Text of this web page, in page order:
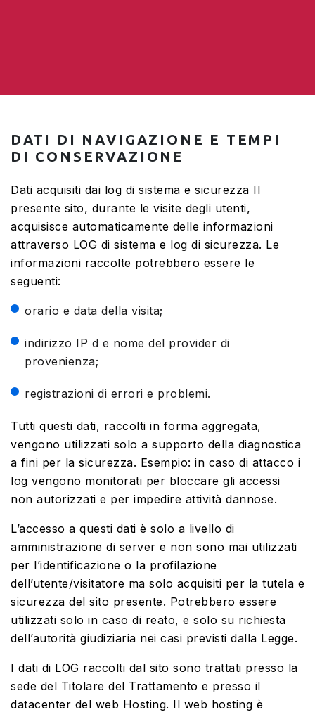
DATI DI NAVIGAZIONE E TEMPI
DI CONSERVAZIONE
Dati acquisiti dai log di sistema e sicurezza Il
presente sito, durante le visite degli utenti,
acquisisce automaticamente delle informazioni
attraverso LOG di sistema e log di sicurezza. Le
informazioni raccolte potrebbero essere le
seguenti:
orario e data della visita;
indirizzo IP d e nome del provider di
provenienza;
registrazioni di errori e problemi.
Tutti questi dati, raccolti in forma aggregata,
vengono utilizzati solo a supporto della diagnostica
a fini per la sicurezza. Esempio: in caso di attacco i
log vengono monitorati per bloccare gli accessi
non autorizzati e per impedire attività dannose.
L’accesso a questi dati è solo a livello di
amministrazione di server e non sono mai utilizzati
per l’identificazione o la profilazione
dell’utente/visitatore ma solo acquisiti per la tutela e
sicurezza del sito presente. Potrebbero essere
utilizzati solo in caso di reato, e solo su richiesta
dell’autorità giudiziaria nei casi previsti dalla Legge.
I dati di LOG raccolti dal sito sono trattati presso la
sede del Titolare del Trattamento e presso il
datacenter del web Hosting. Il web hosting è